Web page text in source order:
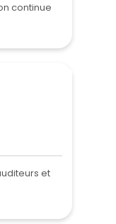
continue
et